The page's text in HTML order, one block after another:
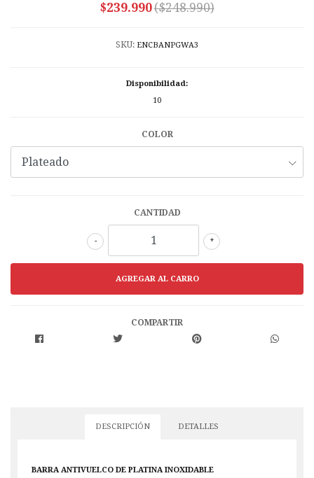
$239.990($248.990)
SKU: ENCBANPGWA3
Disponibilidad:
10
COLOR
CANTIDAD
+
-
COMPARTIR
DESCRIPCIÓN DETALLES
BARRA ANTIVUELCO DE PLATINA INOXIDABLE